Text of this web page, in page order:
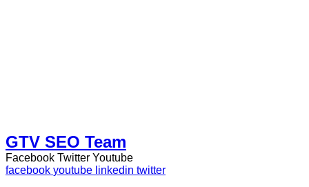
GTV SEO Team
Facebook Twitter Youtube
facebook youtube linkedin twitter